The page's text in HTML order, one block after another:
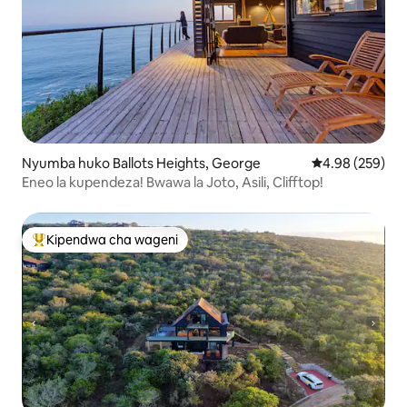
Nyumba huko Ballots Heights, George Ukadiriaji wa
4.98 (259)
Eneo la kupendeza! Bwawa la Joto, Asili, Clifftop!
Kipendwa maarufu cha wageni
Kipendwa cha wageni